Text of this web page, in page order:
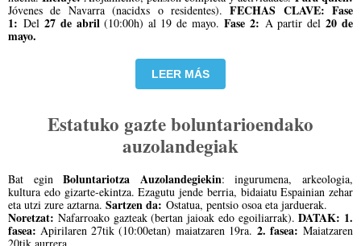
Jóvenes de Navarra (nacidxs o residentes).FECHAS CLAVE: Fase
1: Del27 de abril(10:00h) al 19 de mayo.Fase 2: A partir del20 de
mayo.
LEER MÁS
Estatuko gazte boluntarioendako
auzolandegiak
Bat eginBoluntariotza Auzolandegiekin: ingurumena, arkeologia,
kultura edo gizarte-ekintza. Ezagutu jende berria, bidaiatu Espainian zehar
eta utzi zure aztarna. Sartzen da: Ostatua, pentsio osoa eta jarduerak.
Noretzat: Nafarroako gazteak (bertan jaioak edo egoiliarrak).DATAK: 1.
fasea: Apirilaren 27tik (10:00etan) maiatzaren 19ra. 2. fasea: Maiatzaren